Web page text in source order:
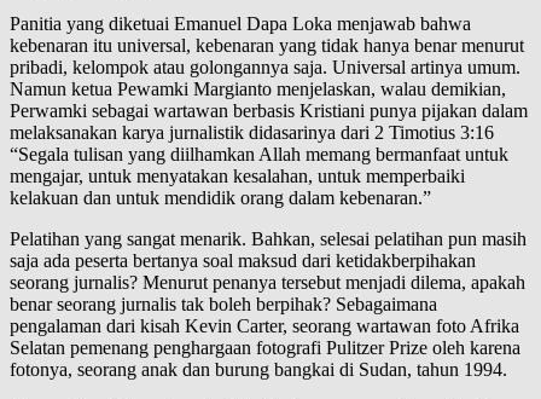
Panitia yang diketuai Emanuel Dapa Loka menjawab bahwa
kebenaran itu universal, kebenaran yang tidak hanya benar menurut
pribadi, kelompok atau golongannya saja. Universal artinya umum.
Namun ketua Pewamki Margianto menjelaskan, walau demikian,
Perwamki sebagai wartawan berbasis Kristiani punya pijakan dalam
melaksanakan karya jurnalistik didasarinya dari 2 Timotius 3:16
“Segala tulisan yang diilhamkan Allah memang bermanfaat untuk
mengajar, untuk menyatakan kesalahan, untuk memperbaiki
kelakuan dan untuk mendidik orang dalam kebenaran.”
Pelatihan yang sangat menarik. Bahkan, selesai pelatihan pun masih
saja ada peserta bertanya soal maksud dari ketidakberpihakan
seorang jurnalis? Menurut penanya tersebut menjadi dilema, apakah
benar seorang jurnalis tak boleh berpihak? Sebagaimana
pengalaman dari kisah Kevin Carter, seorang wartawan foto Afrika
Selatan pemenang penghargaan fotografi Pulitzer Prize oleh karena
fotonya, seorang anak dan burung bangkai di Sudan, tahun 1994.